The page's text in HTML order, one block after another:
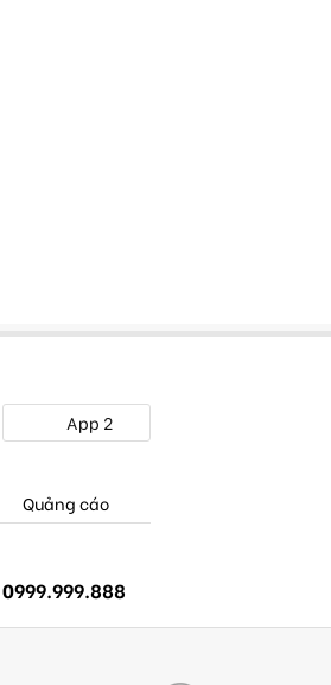
App 2
Quảng cáo
0999.999.888